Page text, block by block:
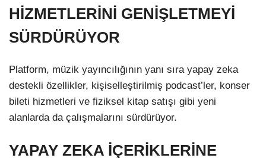
HİZMETLERİNİ GENİŞLETMEYİ
SÜRDÜRÜYOR
Platform, müzik yayıncılığının yanı sıra yapay zeka
destekli özellikler, kişiselleştirilmiş podcast’ler, konser
bileti hizmetleri ve fiziksel kitap satışı gibi yeni
alanlarda da çalışmalarını sürdürüyor.
YAPAY ZEKA İÇERİKLERİNE